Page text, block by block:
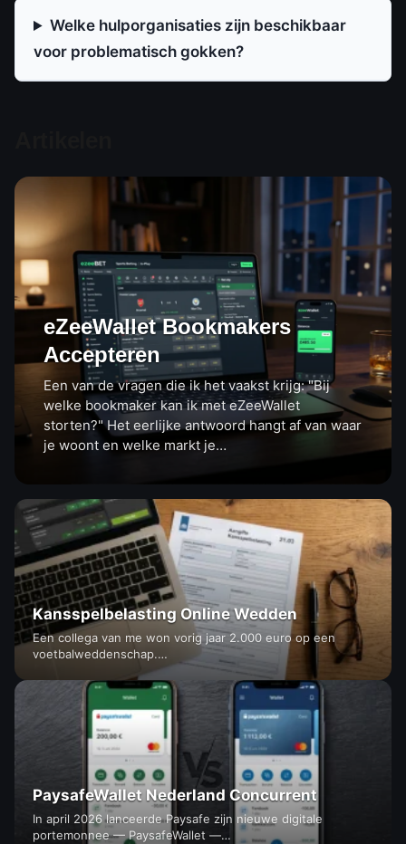
Welke hulporganisaties zijn beschikbaar
voor problematisch gokken?
eZeeWallet Bookmakers
Accepteren
Een van de vragen die ik het vaakst krijg: "Bij
welke bookmaker kan ik met eZeeWallet
storten?" Het eerlijke antwoord hangt af van waar
je woont en welke markt je…
Kansspelbelasting Online Wedden
Een collega van me won vorig jaar 2.000 euro op een
voetbalweddenschap.…
PaysafeWallet Nederland Concurrent
In april 2026 lanceerde Paysafe zijn nieuwe digitale
portemonnee — PaysafeWallet —…